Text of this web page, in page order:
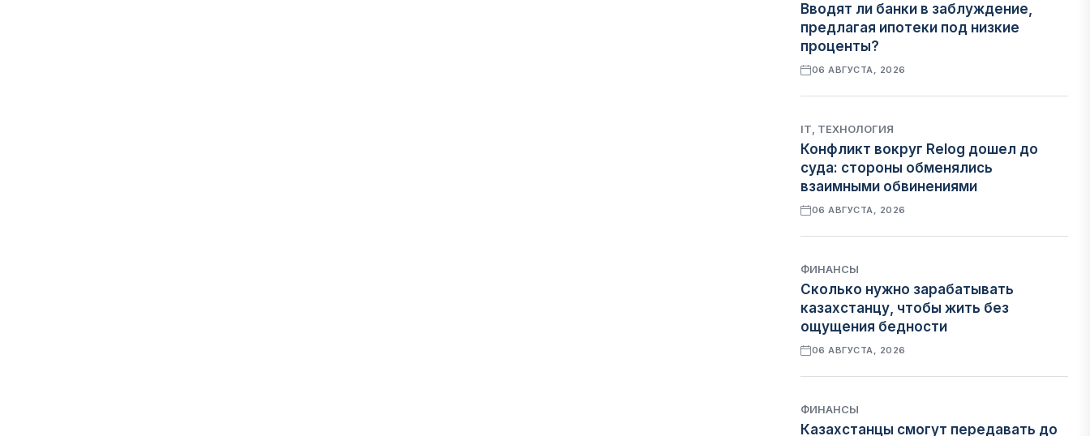
Вводят ли банки в заблуждение,
предлагая ипотеки под низкие
проценты?
06 АВГУСТА, 2026
IT, ТЕХНОЛОГИЯ
Конфликт вокруг Relog дошел до
суда: стороны обменялись
взаимными обвинениями
06 АВГУСТА, 2026
ФИНАНСЫ
Сколько нужно зарабатывать
казахстанцу, чтобы жить без
ощущения бедности
06 АВГУСТА, 2026
ФИНАНСЫ
Казахстанцы смогут передавать до